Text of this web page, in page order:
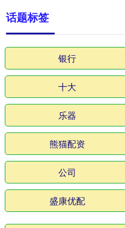
话题标签
银行
十大
乐器
熊猫配资
公司
盛康优配